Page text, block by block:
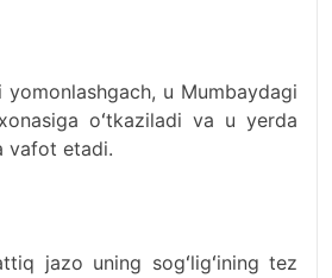
yomonlashgach, u Mumbaydagi
oʻtkaziladi va u yerda
vafot etadi.
jazo uning sogʻligʻining tez